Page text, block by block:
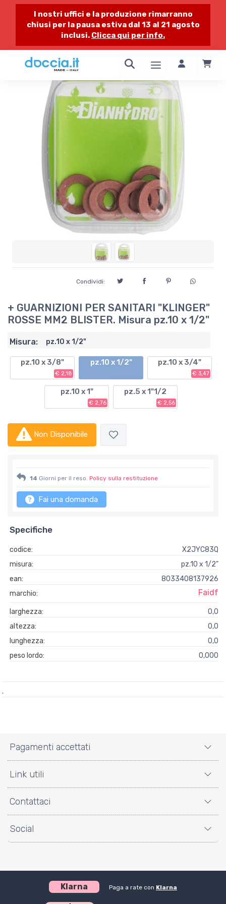
I nostri uffici e la produzione rimarranno
chiusi per la pausa estiva dal 13 al 21 agosto
inclusi. Clicca qui per info.
Condividi:
+ GUARNIZIONI PER SANITARI "KLINGER"
ROSSE MM2 BLISTER. Misura pz.10 x 1/2"
Misura: pz.10 x 1/2"
pz.10 x 3/8"
€ 2,18
pz.10 x 1/2" pz.10 x 3/4"
€ 3,47
pz.10 x 1"
€ 2,76
pz.5 x 1"1/2
€ 2,56
Non Disponibile
14 Giorni per il reso. Policy sulla restituzione
Fai una domanda
Specifiche
codice:
X2JYC83Q
misura:
pz.10 x 1/2"
ean:
8033408137926
marchio:
Faidf
larghezza:
0,0
altezza:
0,0
lunghezza:
0,0
peso lordo:
0,000
.
Pagamenti accettati
Link utili
Contattaci
Social
Klarna Paga a rate con Klarna